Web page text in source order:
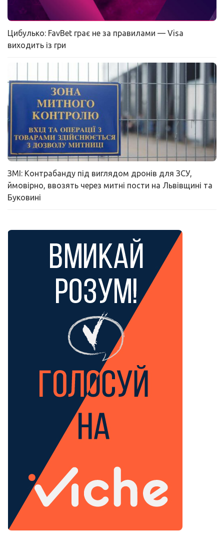
Цибулько: FavBet грає не за правилами — Visa
виходить із гри
ЗМІ: Контрабанду під виглядом дронів для ЗСУ,
ймовірно, ввозять через митні пости на Львівщині та
Буковині